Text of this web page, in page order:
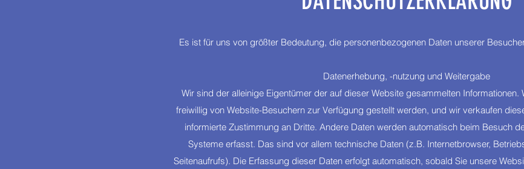
Es ist für uns von größter Bedeutung, die personenbezogenen Daten unserer
Datenerhebung, -nutzung und Weitergabe
Wir sind der alleinige Eigentümer der auf dieser Website gesammelten Informationen.
freiwillig von Website-Besuchern zur Verfügung gestellt werden, und wir verkaufen
informierte Zustimmung an Dritte. Andere Daten werden automatisch beim Besuch
Systeme erfasst. Das sind vor allem technische Daten (z.B. Internetbrowser,
Seitenaufrufs). Die Erfassung dieser Daten erfolgt automatisch, sobald Sie unsere